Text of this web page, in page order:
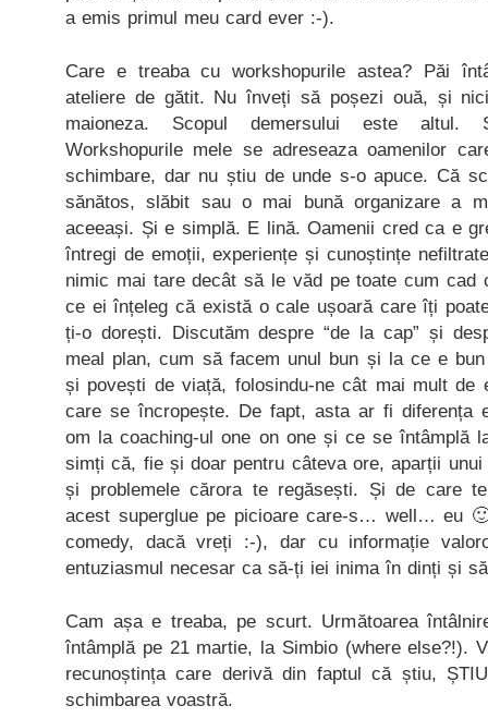
a emis primul meu card ever :-).
Care e treaba cu workshopurile astea? Păi
ateliere de gătit. Nu înveți să poșezi ouă, și
maioneza. Scopul demersului este altul.
Workshopurile mele se adreseaza oamenilor
schimbare, dar nu știu de unde s-o apuce. Că
sănătos, slăbit sau o mai bună organizare a
aceeași. Și e simplă. E lină. Oamenii cred ca e
întregi de emoții, experiențe și cunoștințe
nimic mai tare decât să le văd pe toate cum cad
ce ei înțeleg că există o cale ușoară care îți
ți-o dorești. Discutăm despre “de la cap” și
meal plan, cum să facem unul bun și la ce e
și povești de viață, folosindu-ne cât mai mult de
care se încropește. De fapt, asta ar fi diferența
om la coaching-ul one on one și ce se întâmplă
simți că, fie și doar pentru câteva ore, aparții
și problemele cărora te regăsești. Și de care
acest superglue pe picioare care-s… well… eu
comedy, dacă vreți :-), dar cu informație
entuziasmul necesar ca să-ți iei inima în dinți și
Cam așa e treaba, pe scurt. Următoarea
întâmplă pe 21 martie, la Simbio (where else?!).
recunoștința care derivă din faptul că știu,
schimbarea voastră.